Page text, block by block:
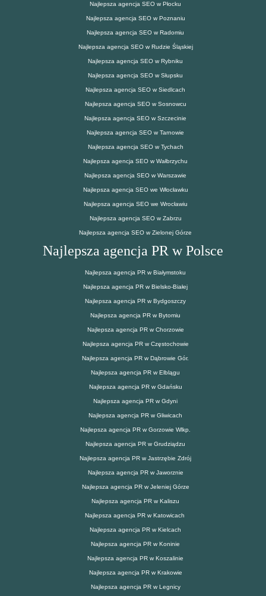
Najlepsza agencja SEO w Płocku
Najlepsza agencja SEO w Poznaniu
Najlepsza agencja SEO w Radomiu
Najlepsza agencja SEO w Rudzie Śląskiej
Najlepsza agencja SEO w Rybniku
Najlepsza agencja SEO w Słupsku
Najlepsza agencja SEO w Siedlcach
Najlepsza agencja SEO w Sosnowcu
Najlepsza agencja SEO w Szczecinie
Najlepsza agencja SEO w Tarnowie
Najlepsza agencja SEO w Tychach
Najlepsza agencja SEO w Wałbrzychu
Najlepsza agencja SEO w Warszawie
Najlepsza agencja SEO we Włocławku
Najlepsza agencja SEO we Wrocławiu
Najlepsza agencja SEO w Zabrzu
Najlepsza agencja SEO w Zielonej Górze
Najlepsza agencja PR w Polsce
Najlepsza agencja PR w Białymstoku
Najlepsza agencja PR w Bielsko-Białej
Najlepsza agencja PR w Bydgoszczy
Najlepsza agencja PR w Bytomiu
Najlepsza agencja PR w Chorzowie
Najlepsza agencja PR w Częstochowie
Najlepsza agencja PR w Dąbrowie Gór.
Najlepsza agencja PR w Elblągu
Najlepsza agencja PR w Gdańsku
Najlepsza agencja PR w Gdyni
Najlepsza agencja PR w Gliwicach
Najlepsza agencja PR w Gorzowie Wlkp.
Najlepsza agencja PR w Grudziądzu
Najlepsza agencja PR w Jastrzębie Zdrój
Najlepsza agencja PR w Jaworznie
Najlepsza agencja PR w Jeleniej Górze
Najlepsza agencja PR w Kaliszu
Najlepsza agencja PR w Katowicach
Najlepsza agencja PR w Kielcach
Najlepsza agencja PR w Koninie
Najlepsza agencja PR w Koszalinie
Najlepsza agencja PR w Krakowie
Najlepsza agencja PR w Legnicy